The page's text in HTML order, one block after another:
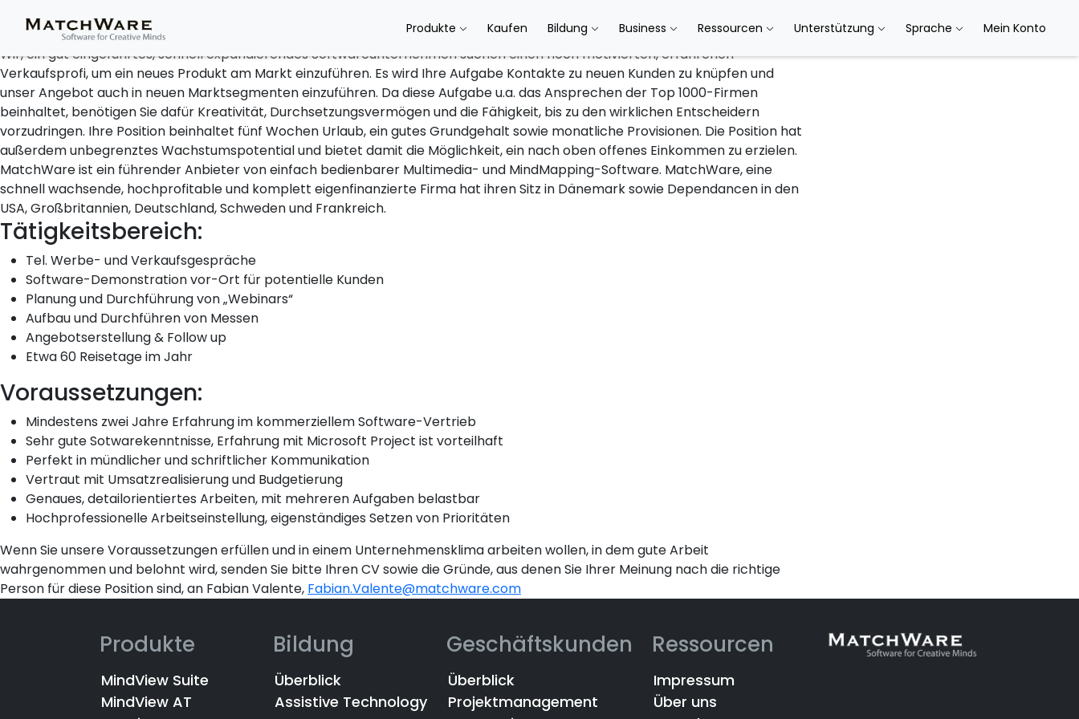
Produkte Kaufen Bildung Business Ressourcen Unterstützung Sprache Mein Konto
Softwareberater / Verkauf
Wir, ein gut eingeführtes, schnell expandierendes Softwareunternehmen suchen einen hoch motivierten, erfahrenen
Verkaufsprofi, um ein neues Produkt am Markt einzuführen. Es wird Ihre Aufgabe Kontakte zu neuen Kunden zu knüpfen und
unser Angebot auch in neuen Marktsegmenten einzuführen. Da diese Aufgabe u.a. das Ansprechen der Top 1000-Firmen
beinhaltet, benötigen Sie dafür Kreativität, Durchsetzungsvermögen und die Fähigkeit, bis zu den wirklichen Entscheidern
vorzudringen. Ihre Position beinhaltet fünf Wochen Urlaub, ein gutes Grundgehalt sowie monatliche Provisionen. Die Position hat
außerdem unbegrenztes Wachstumspotential und bietet damit die Möglichkeit, ein nach oben offenes Einkommen zu erzielen.
MatchWare ist ein führender Anbieter von einfach bedienbarer Multimedia- und MindMapping-Software. MatchWare, eine
schnell wachsende, hochprofitable und komplett eigenfinanzierte Firma hat ihren Sitz in Dänemark sowie Dependancen in den
USA, Großbritannien, Deutschland, Schweden und Frankreich.
Tätigkeitsbereich:
Tel. Werbe- und Verkaufsgespräche
Software-Demonstration vor-Ort für potentielle Kunden
Planung und Durchführung von „Webinars“
Aufbau und Durchführen von Messen
Angebotserstellung & Follow up
Etwa 60 Reisetage im Jahr
Voraussetzungen:
Mindestens zwei Jahre Erfahrung im kommerziellem Software-Vertrieb
Sehr gute Sotwarekenntnisse, Erfahrung mit Microsoft Project ist vorteilhaft
Perfekt in mündlicher und schriftlicher Kommunikation
Vertraut mit Umsatzrealisierung und Budgetierung
Genaues, detailorientiertes Arbeiten, mit mehreren Aufgaben belastbar
Hochprofessionelle Arbeitseinstellung, eigenständiges Setzen von Prioritäten
Wenn Sie unsere Voraussetzungen erfüllen und in einem Unternehmensklima arbeiten wollen, in dem gute Arbeit
wahrgenommen und belohnt wird, senden Sie bitte Ihren CV sowie die Gründe, aus denen Sie Ihrer Meinung nach die richtige
Person für diese Position sind, an Fabian Valente, Fabian.Valente@matchware.com
Produkte
MindView Suite
MindView AT
Bildung
Überblick
Assistive Technology
Geschäftskunden
Überblick
Projektmanagement
Ressourcen
Impressum
Über uns